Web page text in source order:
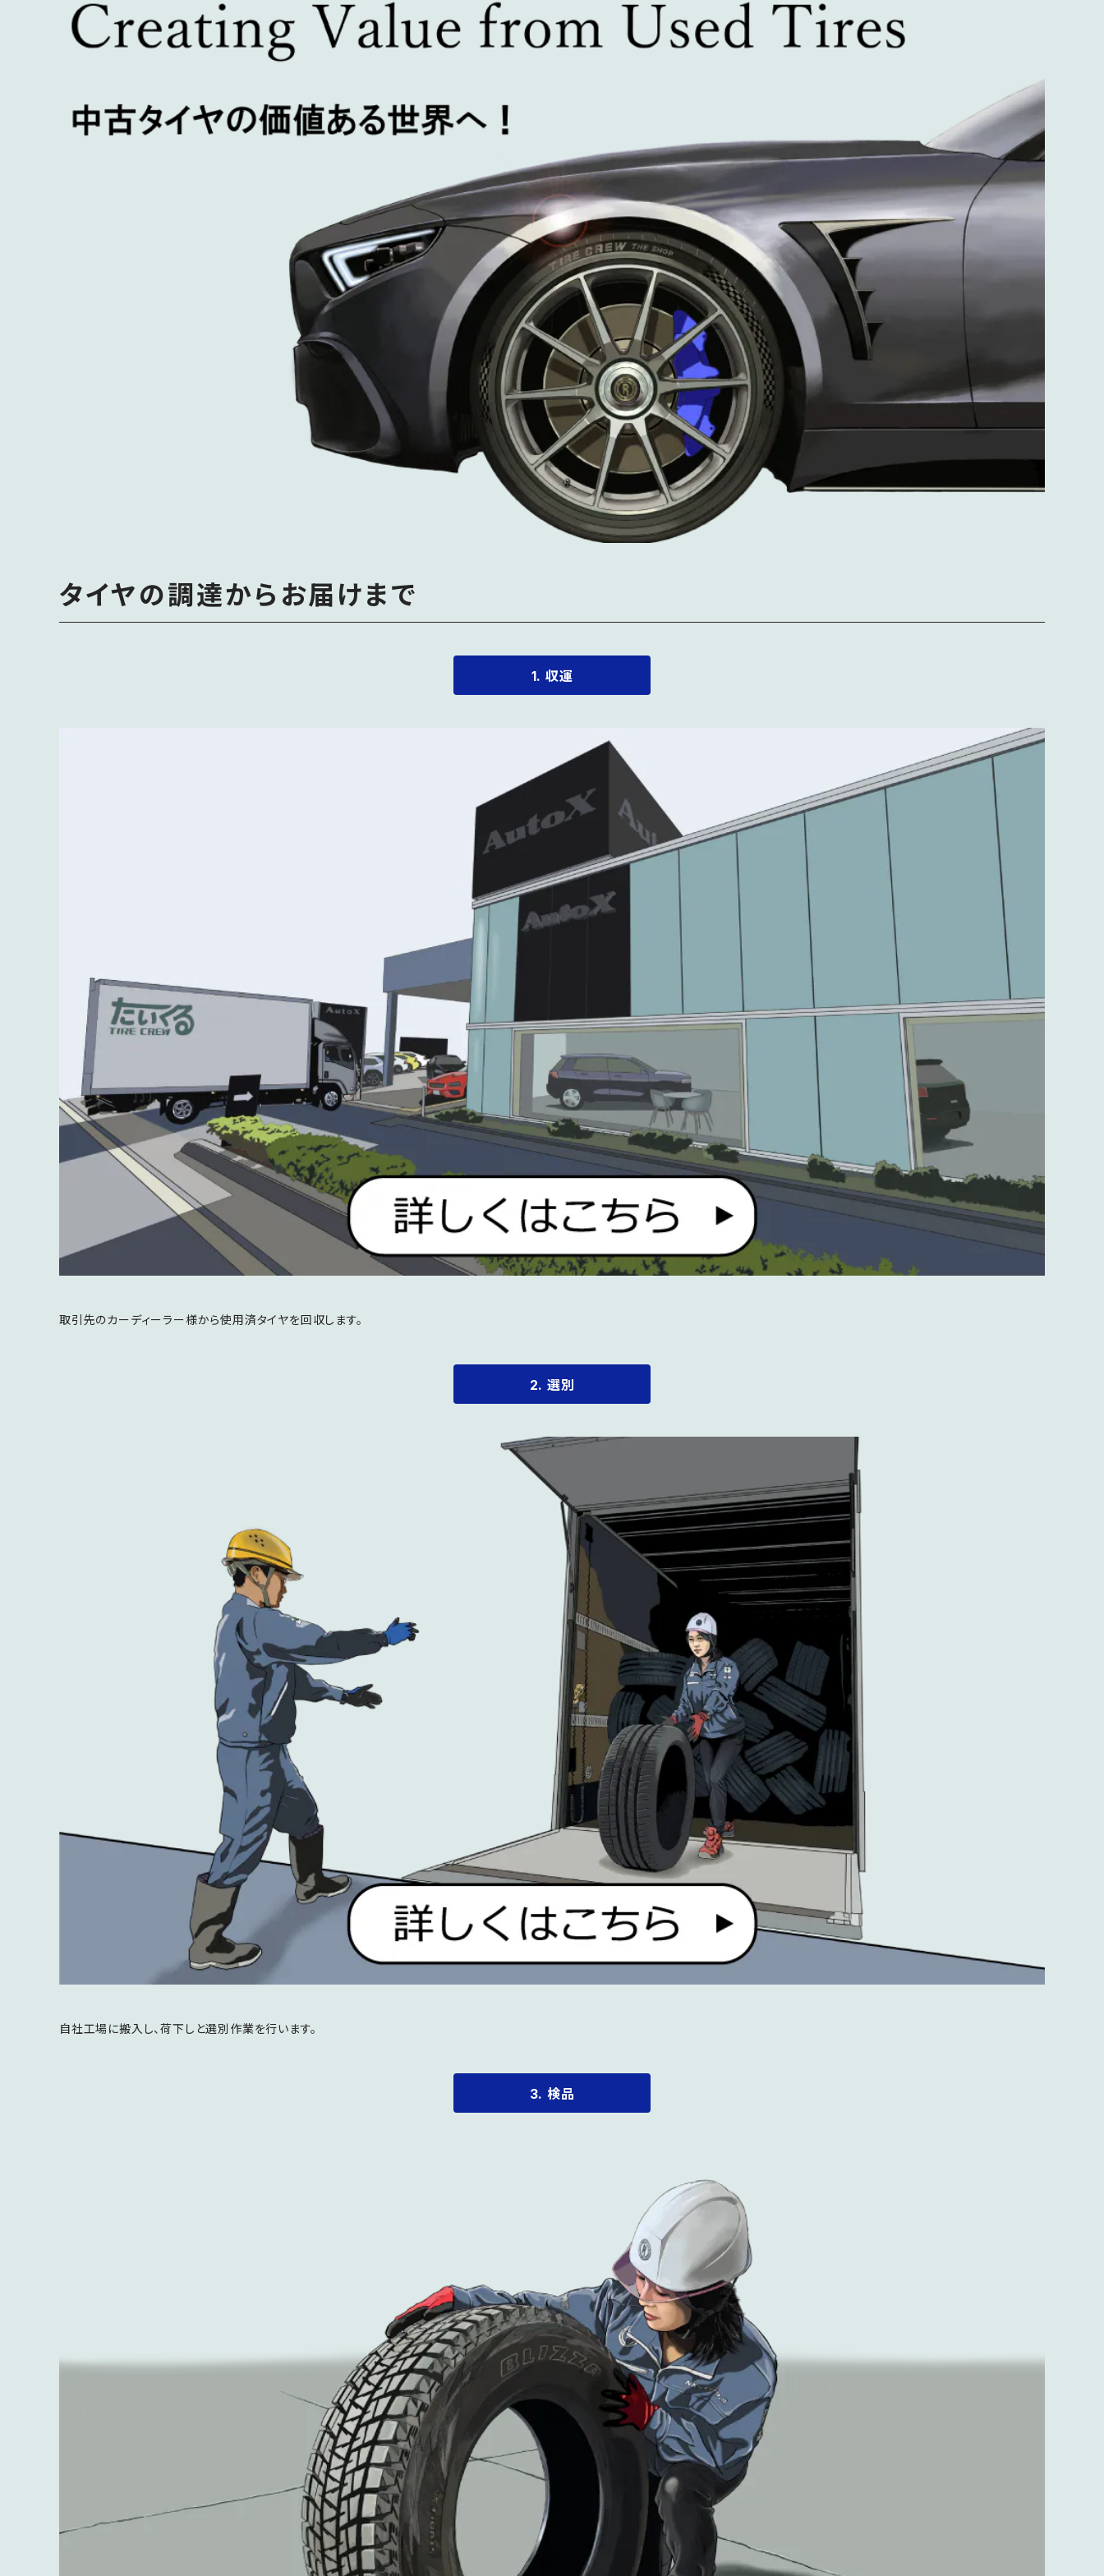
タイヤの調達からお届けまで
1. 収運
取引先のカーディーラー様から使用済タイヤを回収します。
2. 選別
自社工場に搬入し、荷下しと選別作業を行います。
3. 検品